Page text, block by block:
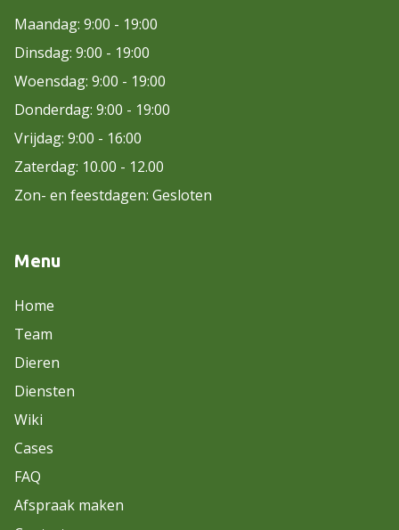
Maandag: 9:00 - 19:00
Dinsdag: 9:00 - 19:00
Woensdag: 9:00 - 19:00
Donderdag: 9:00 - 19:00
Vrijdag: 9:00 - 16:00
Zaterdag: 10.00 - 12.00
Zon- en feestdagen: Gesloten
Menu
Home
Team
Dieren
Diensten
Wiki
Cases
FAQ
Afspraak maken